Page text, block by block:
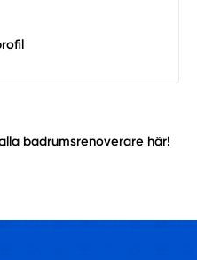
badrumsrenoverare här!